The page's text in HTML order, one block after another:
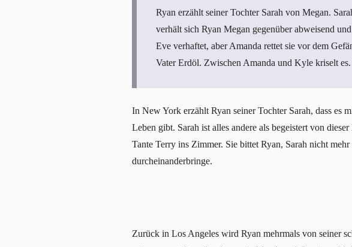
Ryan erzählt seiner Tochter Sarah von Megan.
verhält sich Ryan Megan gegenüber abweisend
Eve verhaftet, aber Amanda rettet sie vor dem
Vater Erdöl. Zwischen Amanda und Kyle kriselt
In New York erzählt Ryan seiner Tochter Sarah, dass es
Leben gibt. Sarah ist alles andere als begeistert von
Tante Terry ins Zimmer. Sie bittet Ryan, Sarah nicht
durcheinanderbringe.
Zurück in Los Angeles wird Ryan mehrmals von seiner